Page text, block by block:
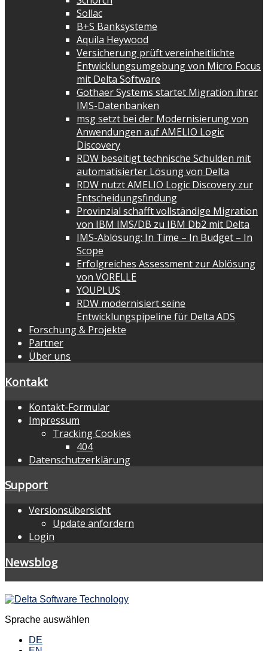
Sollac
B+S Banksysteme
Aquila Heywood
Versicherung prüft vereinheitlichte
Entwicklungsumgebung von Micro Focus
mit Delta Software
Gothaer Systems startet Migration ihrer
IMS-Datenbanken
msg setzt bei der Modernisierung von
Anwendungen auf AMELIO Logic
Discovery
RDW beseitigt technische Schulden mit
automatisierter Lösung von Delta
RDW nutzt AMELIO Logic Discovery zur
Entscheidungsfindung
Provinzial schafft vollständige Migration
von IBM IMS/DB zu IBM Db2 mit Delta
IMS-Ablösung: In Time – In Budget – In
Scope
Erfolgreiches Assessment zur Ablösung
von VORELLE
YOUPLUS
RDW modernisiert seine
Entwicklungspipeline für Delta ADS
Forschung & Projekte
Partner
Über uns
Kontakt
Kontakt-Formular
Impressum
Tracking Cookies
404
Datenschutzerklärung
Support
Versionsübersicht
Update anfordern
Login
Newsblog
Sprache auswählen
DE